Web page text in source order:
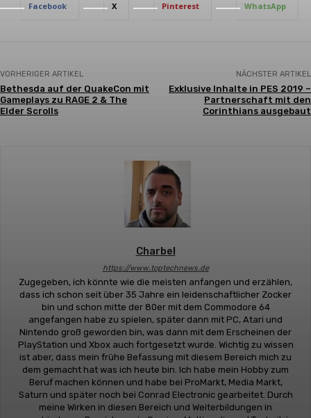
Facebook X Pinterest WhatsApp
VORHERIGER ARTIKEL
Bethesda auf der QuakeCon mit
Gameplays zu RAGE 2 & The
Elder Scrolls
NÄCHSTER ARTIKEL
Exklusive Inhalte in PES 2019 –
Partnerschaft mit den
Corinthians ausgebaut
Charbel
https://www.toptechnews.de
Zugegeben, ich könnte wie die meisten anfangen und erzählen,
dass ich schon seit über 35 Jahre ein leidenschaftlicher Zocker
bin und schon mitte der 80er mit dem Commodore 64
angefangen habe zu spielen, später dann mit PC, Atari und
Nintendo groß geworden bin, was dann mit dem Erscheinen der
PlayStation und Xbox auch fortgesetzt wurde. Wichtig zu wissen
ist aber, dass mein frühe Befassung mit diesem Bereich mich zu
dem gemacht hat was ich heute bin. Ich habe mein Hobby zum
Beruf machen können und habe bei ProMarkt, Media Markt,
Saturn und später noch bei Conrad Electronic gearbeitet. Durch
meine Wirken in diesen Bereich und Weiterbildungen in